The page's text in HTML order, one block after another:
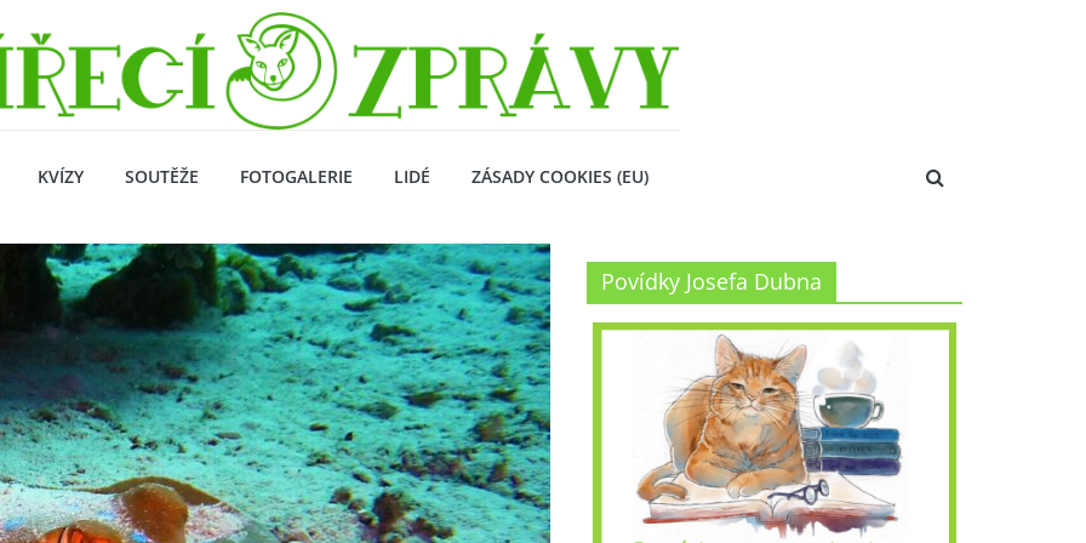
KVÍZY SOUTĚŽE FOTOGALERIE LIDÉ ZÁSADY COOKIES (EU)
Povídky Josefa Dubna